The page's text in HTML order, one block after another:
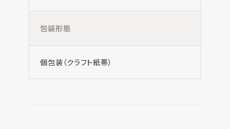
包装形態
個包装（クラフト紙帯）